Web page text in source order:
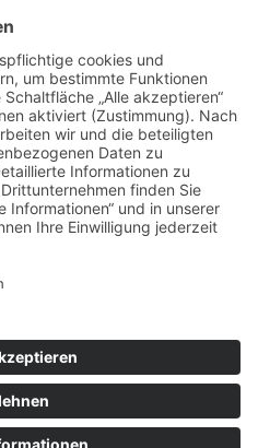
5882
954367
storage.de
portal.liquid-
site.